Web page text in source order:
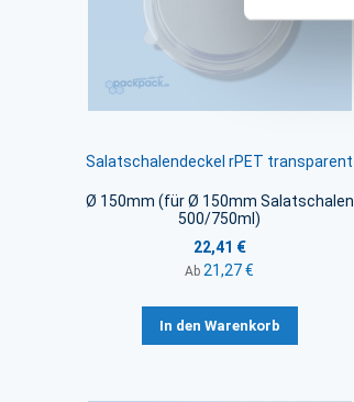
Salatschalendeckel rPET transparent
Ø 150mm (für Ø 150mm Salatschalen
500/750ml)
22,41 €
Ab 21,27 €
In den Warenkorb